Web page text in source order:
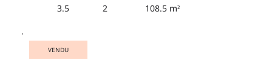
3.5 2 108.5 m²
VENDU